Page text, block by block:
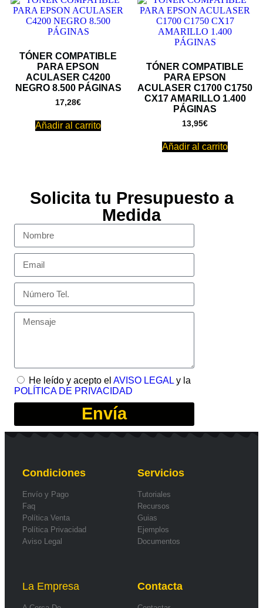
TÓNER COMPATIBLE
PARA EPSON
ACULASER C4200
NEGRO 8.500 PÁGINAS
17,28€
Añadir al carrito
TÓNER COMPATIBLE
PARA EPSON
ACULASER C1700 C1750
CX17 AMARILLO 1.400
PÁGINAS
13,95€
Añadir al carrito
Solicita tu Presupuesto a
Medida
He leído y acepto el AVISO LEGAL y la
POLÍTICA DE PRIVACIDAD
Envía
Condiciones
Envío y Pago
Faq
Política Venta
Política Privacidad
Aviso Legal
Servicios
Tutoriales
Recursos
Guias
Ejemplos
Documentos
La Empresa Contacta